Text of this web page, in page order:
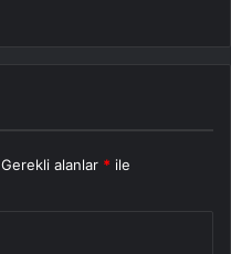
Gerekli alanlar * ile